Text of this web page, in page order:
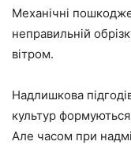
Механічні
неправильній
вітром.
Надлишкова
культур формуються
Але часом при